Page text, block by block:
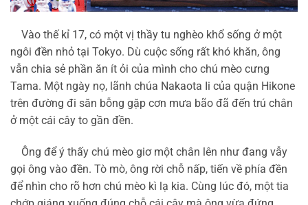
Vào thế kỉ 17, có một vị thầy tu nghèo khổ sống ở một
ngôi đền nhỏ tại Tokyo. Dù cuộc sống rất khó khăn, ông
vẫn chia sẻ phần ăn ít ỏi của mình cho chú mèo cưng
Tama. Một ngày nọ, lãnh chúa Nakaota Ii của quận Hikone
trên đường đi săn bỗng gặp cơn mưa bão đã đến trú chân
ở một cái cây to gần đền.
Ông để ý thấy chú mèo giơ một chân lên như đang vẫy
gọi ông vào đền. Tò mò, ông rời chỗ nấp, tiến về phía đền
để nhìn cho rõ hơn chú mèo kì lạ kia. Cùng lúc đó, một tia